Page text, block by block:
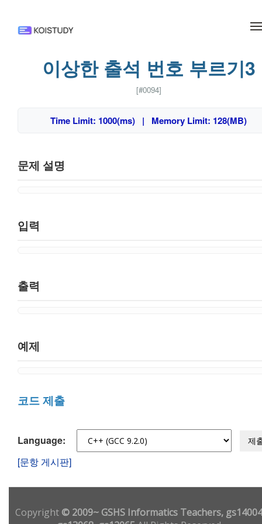
이상한 출석 번호 부르기3
[#0094]
Time Limit: 1000(ms) | Memory Limit: 128(MB)
문제 설명
입력
출력
예제
코드 제출
Language: 제
[문항 게시판]
Copyright© 2009~ GSHS Informatics Teachers,